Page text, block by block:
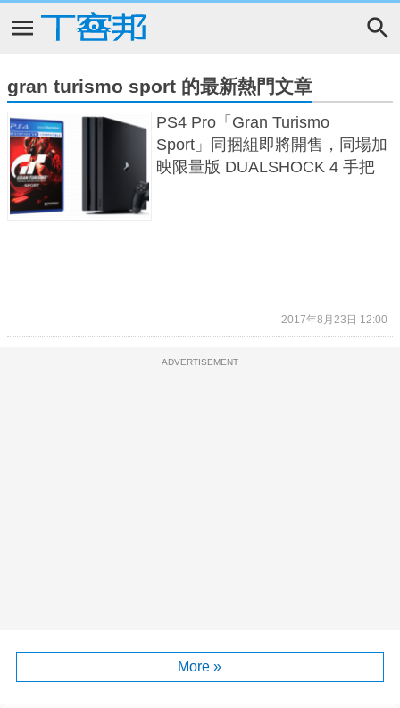
gran turismo sport 的最新熱門文章
PS4 Pro「Gran Turismo
Sport」同捆組即將開售，同場加
映限量版 DUALSHOCK 4 手把
2017年8月23日 12:00
ADVERTISEMENT
More »